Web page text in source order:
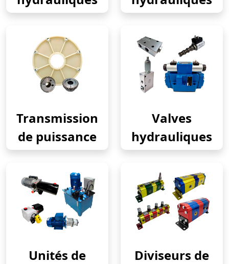
Transmission
de puissance
Valves
hydrauliques
Unités de
Diviseurs de